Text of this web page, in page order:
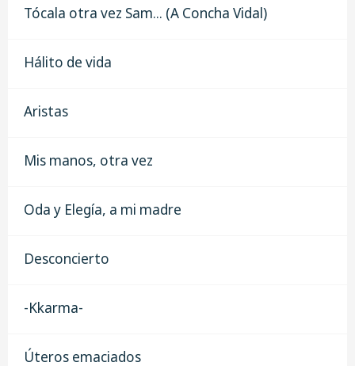
Tócala otra vez Sam... (A Concha Vidal)
Hálito de vida
Aristas
Mis manos, otra vez
Oda y Elegía, a mi madre
Desconcierto
-Kkarma-
Úteros emaciados